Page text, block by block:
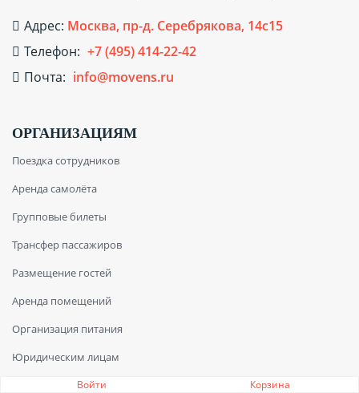
Войти Корзина
Адрес: Москва, пр-д. Серебрякова, 14с15
Телефон: +7 (495) 414-22-42
Почта: info@movens.ru
ОРГАНИЗАЦИЯМ
Поездка сотрудников
Аренда самолёта
Групповые билеты
Трансфер пассажиров
Размещение гостей
Аренда помещений
Организация питания
Юридическим лицам